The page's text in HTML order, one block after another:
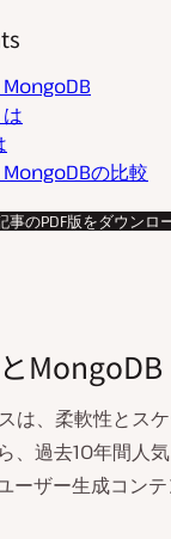
の比較
事のPDF版をダウンロ
MongoDB
は、柔軟性とス
、過去10年間人気
ーザー生成コン